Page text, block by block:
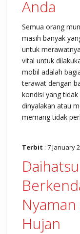
Anda
Semua orang
masih banyak
untuk
vital untuk
mobil adalah
terawat dengan
kondisi yang
dinyalakan atau
memang tidak
Terbit : 7 January
Hujan